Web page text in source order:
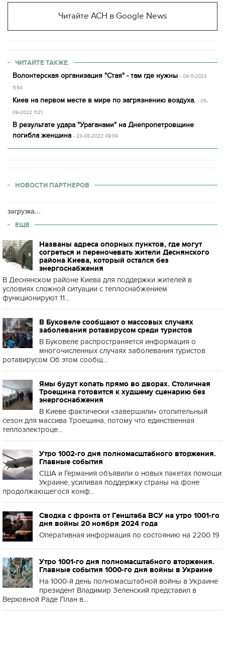
Читайте АСН в Google News
ЧИТАЙТЕ ТАКЖЕ.
Волонтерская организация "Стая" - там где нужны - 09-11-2023
11:54
Киев на первом месте в мире по загрязнению воздуха. - 05-
09-2022 11:21
В результате удара "Ураганами" на Днепропетровщине
погибла женщина - 23-08-2022 09:09
НОВОСТИ ПАРТНЕРОВ
загрузка...
ЕЩЕ
Названы адреса опорных пунктов, где могут
согреться и переночевать жители Деснянского
района Киева, который остался без
энергоснабжения
В Деснянском районе Киева для поддержки жителей в
условиях сложной ситуации с теплоснабжением
функционируют 11...
В Буковеле сообщают о массовых случаях
заболевания ротавирусом среди туристов
В Буковеле распространяется информация о
многочисленных случаях заболевания туристов
ротавирусом Об этом сообщ...
Ямы будут копать прямо во дворах. Столичная
Троещина готовится к худшему сценарию без
энергоснабжения
В Киеве фактически «завершили» отопительный
сезон для массива Троещина, потому что единственная
теплоэлектроце...
Утро 1002-го дня полномасштабного вторжения.
Главные события
США и Германия объявили о новых пакетах помощи
Украине, усиливая поддержку страны на фоне
продолжающегося конф...
Сводка с фронта от Генштаба ВСУ на утро 1001-го
дня войны 20 ноября 2024 года
Оперативная информация по состоянию на 2200 19
Утро 1001-го дня полномасштабного вторжения.
Главные события 1000-го дня войны в Украине
На 1000-й день полномасштабной войны в Украине
президент Владимир Зеленский представил в
Верховной Раде План в...